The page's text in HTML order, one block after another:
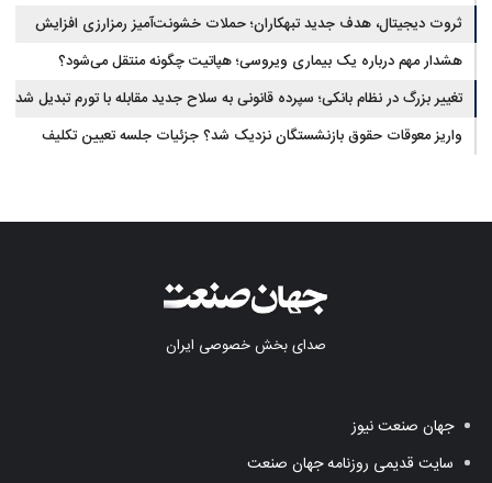
ثروت دیجیتال، هدف جدید تبهکاران؛ حملات خشونت‌آمیز رمزارزی افزایش
یافت
هشدار مهم درباره یک بیماری ویروسی؛ هپاتیت چگونه منتقل می‌شود؟
تغییر بزرگ در نظام بانکی؛ سپرده قانونی به سلاح جدید مقابله با تورم تبدیل شد
واریز معوقات حقوق بازنشستگان نزدیک شد؟ جزئیات جلسه تعیین تکلیف
صدای بخش خصوصی ایران
جهان صنعت نیوز
سایت قدیمی روزنامه جهان صنعت